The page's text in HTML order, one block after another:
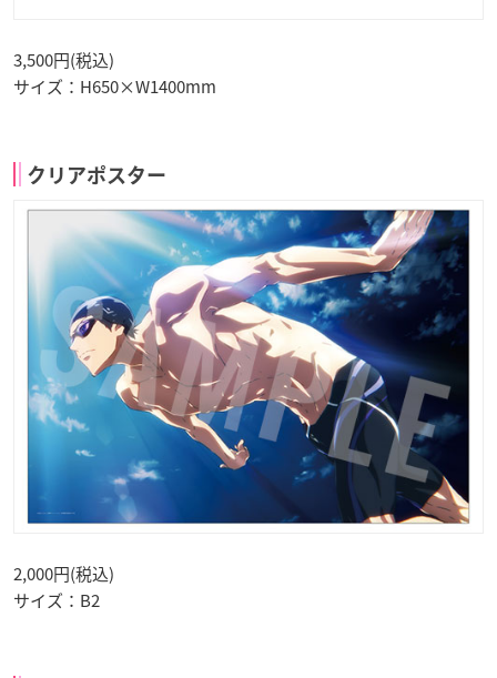
3,500円(税込)
サイズ：H650×W1400mm
クリアポスター
2,000円(税込)
サイズ：B2